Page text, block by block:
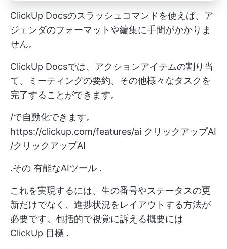
ClickUp Docsのスラッシュコマンドを使えば、ア
ジェンダのフォーマットや編集に手間がかかりま
せん。
ClickUp Docsでは、アクションアイテムの割り当
て、ミーティングの要約、その他様々なタスクを
完了することができます。
/で自動化できます。
https://clickup.com/features/ai クリックアップAI
/クリックアップAI
.その 有能なAIツール .
これを実現するには、生の番号やステータスの更
新だけでなく、進捗状況をレイアウトする方法が
必要です。包括的で視覚に訴える概要には
ClickUp 目標 .